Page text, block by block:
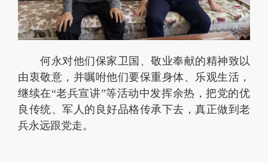
何永对他们保家卫国、敬业奉献的精神致以
由衷敬意，并嘱咐他们要保重身体、乐观生活，
继续在“老兵宣讲”等活动中发挥余热，把党的优
良传统、军人的良好品格传承下去，真正做到老
兵永远跟党走。